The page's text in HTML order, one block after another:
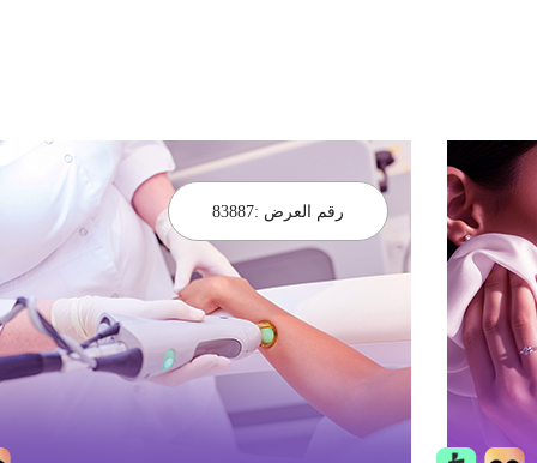
رقم العرض :83887